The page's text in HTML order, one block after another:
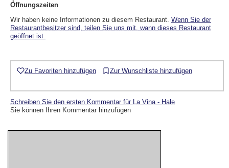
Öffnungszeiten
Wir haben keine Informationen zu diesem Restaurant. Wenn Sie der
Restaurantbesitzer sind, teilen Sie uns mit, wann dieses Restaurant
geöffnet ist.
Zu Favoriten hinzufügen Zur Wunschliste hinzufügen
Schreiben Sie den ersten Kommentar für La Vina - Hale
Sie können Ihren Kommentar hinzufügen